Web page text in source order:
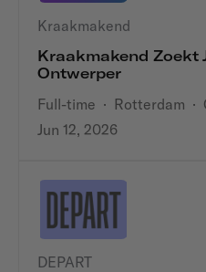
Kraakmakend
Kraakmakend Zoekt
Ontwerper
Full-time · Rotterdam ·
Jun 12, 2026
DEPART